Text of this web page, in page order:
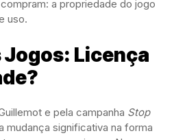
a propriedade do jogo
uso.
Jogos: Licença
e pela campanha Stop
mudança significativa na forma